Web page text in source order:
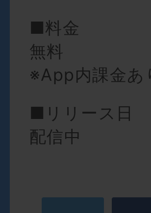
■料金
無料
※App内課金あ
■リリース日
配信中